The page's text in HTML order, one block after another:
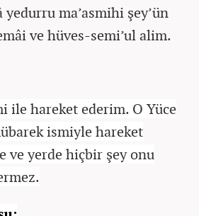
ma’asmihi şey’ün
ve hüves-semi’ul alim.
ile hareket ederim. O Yüce
ismiyle hareket
ve yerde hiçbir şey onu